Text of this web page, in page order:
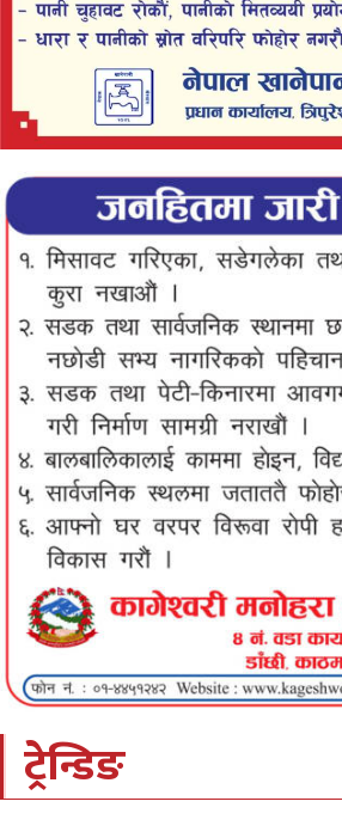
ट्रेन्डिङ